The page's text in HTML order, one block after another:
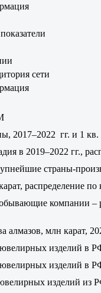
сети
2017–2022 гг. и 1 кв.
в 2019–2022 гг.,
страны-
распределение
компании –
алмазов, млн карат,
изделий в
изделий в
изделий из